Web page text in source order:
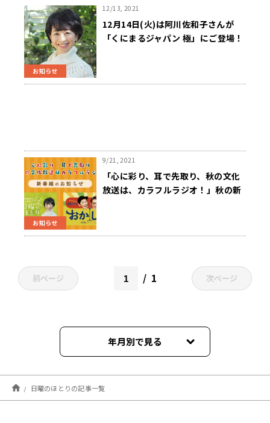
お知らせ
12/13, 2021
12月14日(火)は阿川佐和子さんが
「くにまるジャパン 極」にご登場！
お知らせ
9/21, 2021
「心に彩り、耳で先取り、秋の文化
放送は、カラフルラジオ！」秋の新
前ページ 1 次ページ
年月別で見る
2023年09月
2023年05月
日曜のほとりの記事一覧